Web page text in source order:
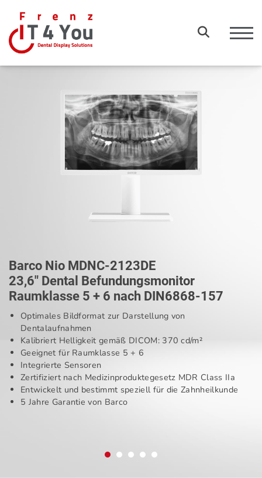
Barco Nio MDNC-2123DE
23,6″ Dental Befundungsmonitor
Raumklasse 5 + 6 nach DIN6868-157
Optimales Bildformat zur Darstellung von
Dentalaufnahmen
Kalibriert Helligkeit gemäß DICOM: 370 cd/m²
Geeignet für Raumklasse 5 + 6
Integrierte Sensoren
Zertifiziert nach Medizinproduktegesetz MDR Class IIa
Entwickelt und bestimmt speziell für die Zahnheilkunde
5 Jahre Garantie von Barco